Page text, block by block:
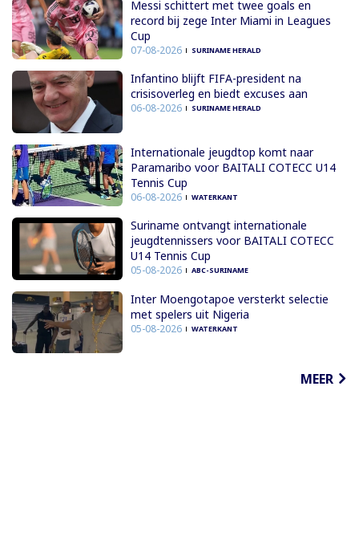
Messi schittert met twee goals en
record bij zege Inter Miami in Leagues
Cup
07-08-2026 SURINAME HERALD
Infantino blijft FIFA-president na
crisisoverleg en biedt excuses aan
06-08-2026 SURINAME HERALD
Internationale jeugdtop komt naar
Paramaribo voor BAITALI COTECC U14
Tennis Cup
06-08-2026 WATERKANT
Suriname ontvangt internationale
jeugdtennissers voor BAITALI COTECC
U14 Tennis Cup
05-08-2026 ABC-SURINAME
Inter Moengotapoe versterkt selectie
met spelers uit Nigeria
05-08-2026 WATERKANT
MEER